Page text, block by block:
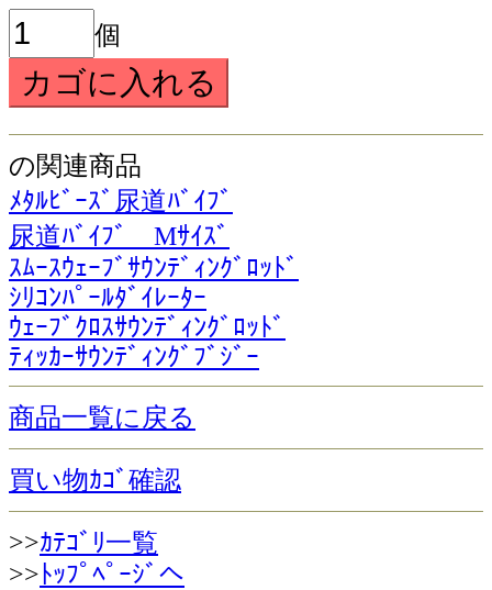
個
の関連商品
ﾒﾀﾙﾋﾞｰｽﾞ尿道ﾊﾞｲﾌﾞ
尿道ﾊﾞｲﾌﾞ Mｻｲｽﾞ
ｽﾑｰｽｳｪｰﾌﾞｻｳﾝﾃﾞｨﾝｸﾞﾛｯﾄﾞ
ｼﾘｺﾝﾊﾟｰﾙﾀﾞｲﾚｰﾀｰ
ｳｪｰﾌﾞｸﾛｽｻｳﾝﾃﾞｨﾝｸﾞﾛｯﾄﾞ
ﾃｨｯｶｰｻｳﾝﾃﾞｨﾝｸﾞﾌﾞｼﾞｰ
商品一覧に戻る
買い物ｶｺﾞ確認
>>ｶﾃｺﾞﾘ一覧
>> ﾄｯﾌﾟﾍﾟｰｼﾞへ